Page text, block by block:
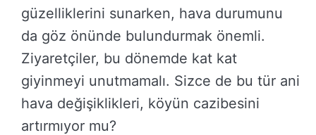
güzelliklerini sunarken, hava durumunu
da göz önünde bulundurmak önemli.
Ziyaretçiler, bu dönemde kat kat
giyinmeyi unutmamalı. Sizce de bu tür ani
hava değişiklikleri, köyün cazibesini
artırmıyor mu?